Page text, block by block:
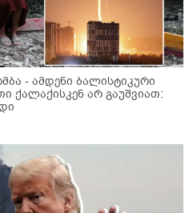
- ამდენი ბალისტიკური
ქალაქისკენ არ გაუშვიათ: